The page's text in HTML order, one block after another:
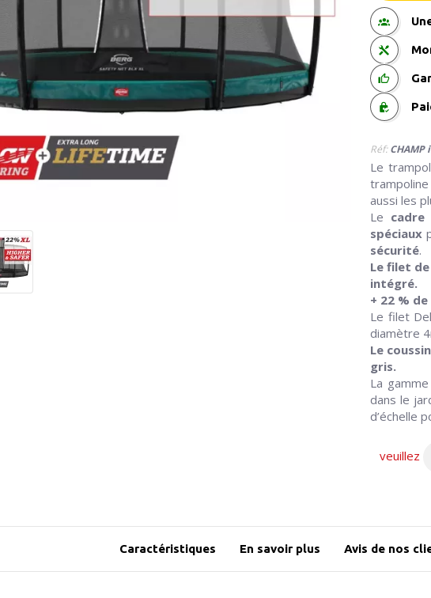
Réf: CHAMP
Le
aussi les
Le cadre
spéciaux
sécurité.
Le filet de
intégré.
+ 22 %
Le filet
diamètre
Le
gris.
La
dans le
d’échelle
veuillez
Caractéristiques En savoir plus Avis de nos